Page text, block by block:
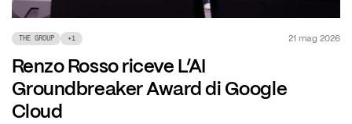
THE GROUP +1 21 mag 2026
Renzo Rosso riceve L’AI
Groundbreaker Award di Google
Cloud